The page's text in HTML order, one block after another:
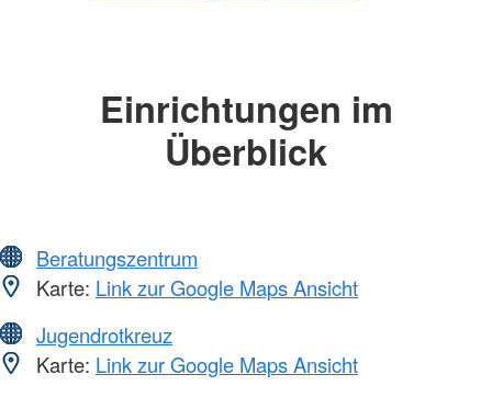
Einrichtungen im
Überblick
Beratungszentrum
Karte: Link zur Google Maps Ansicht
Jugendrotkreuz
Karte: Link zur Google Maps Ansicht